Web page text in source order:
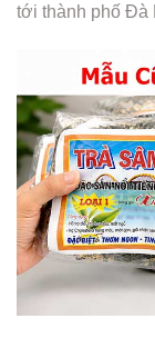
tới thành phố Đà